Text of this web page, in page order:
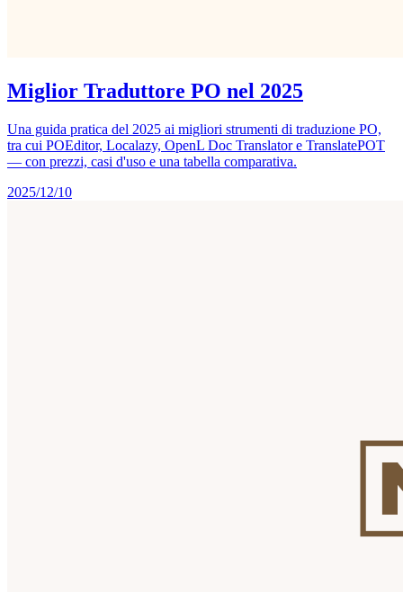
Miglior Traduttore PO nel 2025
Una guida pratica del 2025 ai migliori strumenti di traduzione PO,
tra cui POEditor, Localazy, OpenL Doc Translator e TranslatePOT
— con prezzi, casi d'uso e una tabella comparativa.
2025/12/10